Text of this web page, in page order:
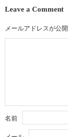
Leave a Comment
メールアドレスが公
名前